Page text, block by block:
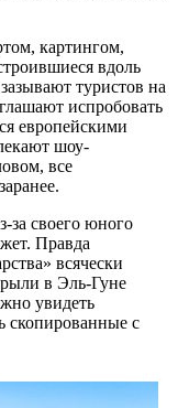
картингом,
вдоль
туристов на
испробовать
европейскими
шоу-
все
за своего юного
Правда
всячески
в Эль-Гуне
увидеть
скопированные с